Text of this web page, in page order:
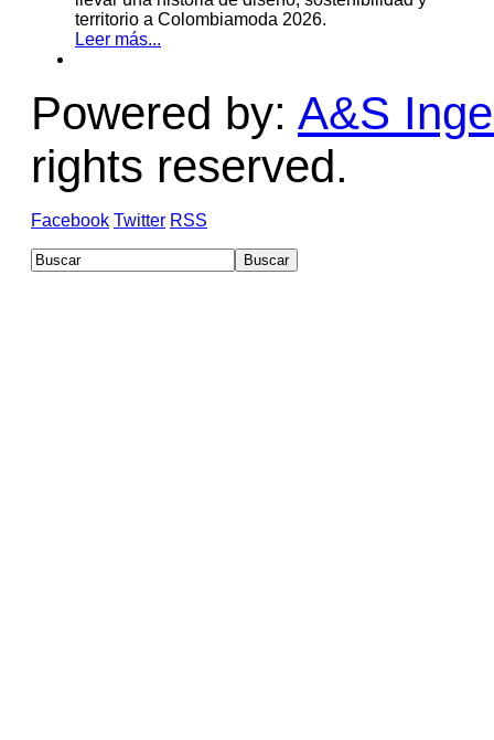
territorio a Colombiamoda 2026.
Leer más...
Powered by: A&S
rights reserved.
Facebook Twitter RSS